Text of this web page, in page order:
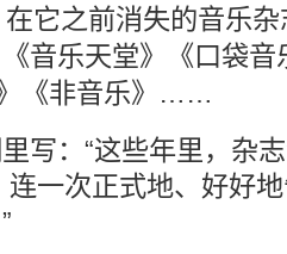
它之前消失的音乐杂
音乐天堂》《口袋
《非音乐》……
里写：“这些年里，杂
一次正式地、好好